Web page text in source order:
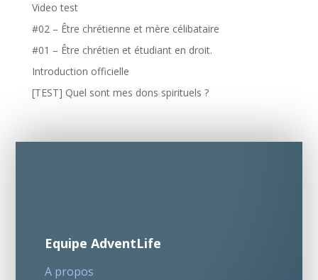
Video test
#02 – Être chrétienne et mère célibataire
#01 – Être chrétien et étudiant en droit.
Introduction officielle
[TEST] Quel sont mes dons spirituels ?
Equipe AdventLife
A propos